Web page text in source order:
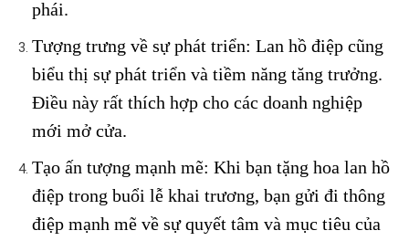
phái.
Tượng trưng về sự phát triển: Lan hồ điệp cũng
biểu thị sự phát triển và tiềm năng tăng trưởng.
Điều này rất thích hợp cho các doanh nghiệp
mới mở cửa.
Tạo ấn tượng mạnh mẽ: Khi bạn tặng hoa lan hồ
điệp trong buổi lễ khai trương, bạn gửi đi thông
điệp mạnh mẽ về sự quyết tâm và mục tiêu của